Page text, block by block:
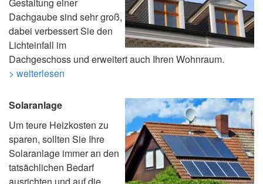
Dachgaube sind sehr groß,
dabei verbessert Sie den
Lichteinfall im
Dachgeschoss und erweitert auch Ihren Wohnraum.
> weiterlesen
Solaranlage
Um teure Heizkosten zu
sparen, sollten Sie Ihre
Solaranlage immer an den
tatsächlichen Bedarf
ausrichten und auf die